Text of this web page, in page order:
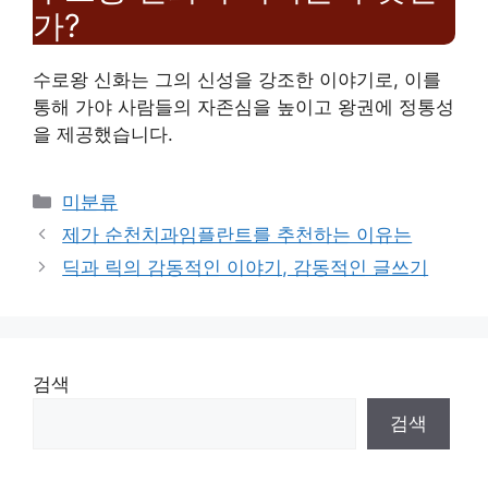
가?
수로왕 신화는 그의 신성을 강조한 이야기로, 이를
통해 가야 사람들의 자존심을 높이고 왕권에 정통성
을 제공했습니다.
Categories
미분류
제가 순천치과임플란트를 추천하는 이유는
딕과 릭의 감동적인 이야기, 감동적인 글쓰기
검색
검색